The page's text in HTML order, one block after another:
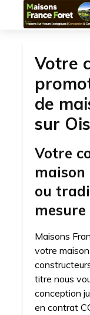
Votre
de
sur
Votre
maison
ou
Maisons
votre
titre nous
conception
en contrat